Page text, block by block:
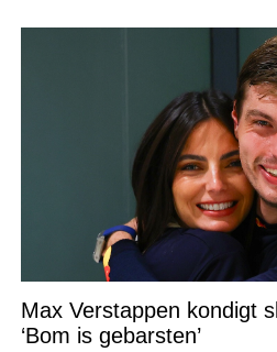
Max Verstappen kondigt
‘Bom is gebarsten’